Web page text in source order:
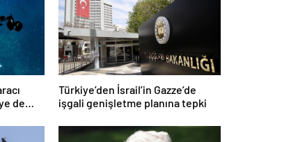
de
Türkiye’den İsrail’in Gazze’de
işgali genişletme planına tepki